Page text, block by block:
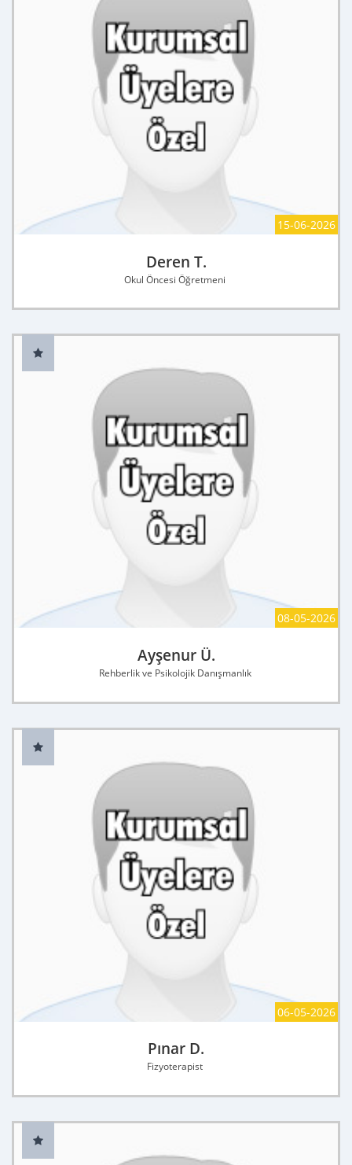
15-06-2026
Deren T.
Okul Öncesi Öğretmeni
08-05-2026
Ayşenur Ü.
Rehberlik ve Psikolojik Danışmanlık
06-05-2026
Pınar D.
Fizyoterapist